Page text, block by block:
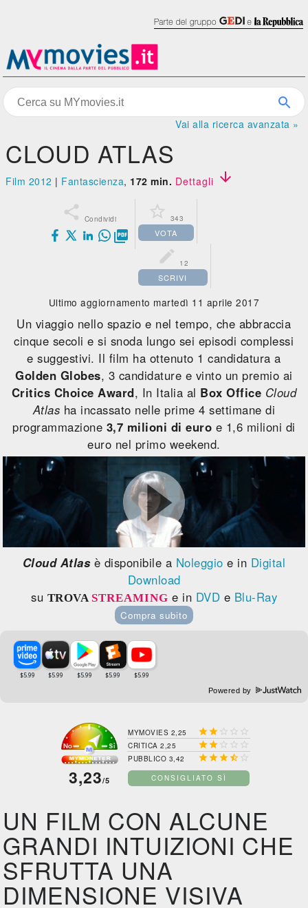
Vai alla ricerca avanzata »
CLOUD ATLAS
Film 2012 | Fantascienza, 172 min. Dettagli 
 Condividi

 343
VOTA
 12
SCRIVI
Ultimo aggiornamento martedì 11 aprile 2017
Un viaggio nello spazio e nel tempo, che abbraccia
cinque secoli e si snoda lungo sei episodi complessi
e suggestivi. Il film ha ottenuto 1 candidatura a
Golden Globes, 3 candidature e vinto un premio ai
Critics Choice Award, In Italia al Box Office Cloud
Atlas ha incassato nelle prime 4 settimane di
programmazione 3,7 milioni di euro e 1,6 milioni di
euro nel primo weekend.
Cloud Atlasè disponibile a Noleggio e in Digital
Download
su TROVA STREAMING e in DVD e Blu-Ray
Compra subito
Powered by
3,23/5
MYMOVIES 2,25    
CRITICA 2,25    
PUBBLICO 3,42  
CONSIGLIATO SÌ
UN FILM CON ALCUNE
GRANDI INTUIZIONI CHE
SFRUTTA UNA
DIMENSIONE VISIVA